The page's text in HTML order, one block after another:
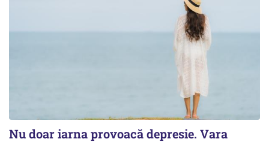
Nu doar iarna provoacă depresie. Vara